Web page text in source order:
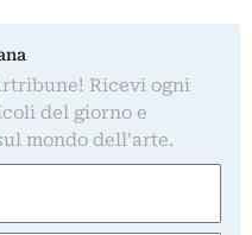
Ricevi ogni
del giorno e
mondo dell'arte.